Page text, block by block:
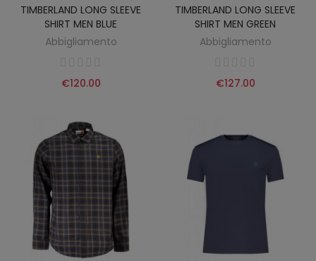
TIMBERLAND LONG SLEEVE
SHIRT MEN BLUE
Abbigliamento
€120.00
TIMBERLAND LONG SLEEVE
SHIRT MEN GREEN
Abbigliamento
€127.00